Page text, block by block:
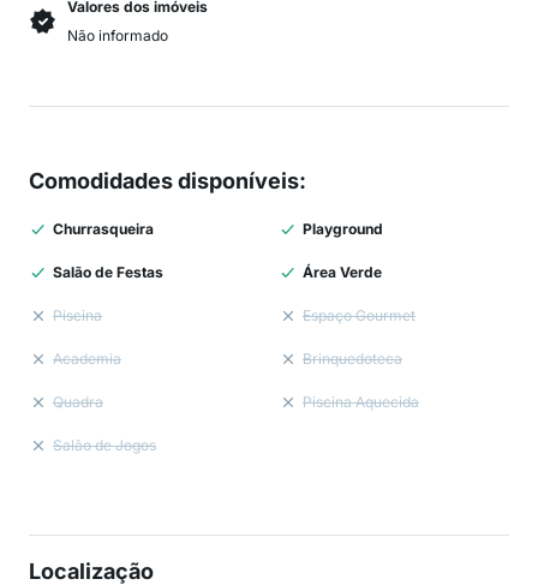
Valores dos imóveis
Não informado
Comodidades disponíveis:
Churrasqueira Playground
Salão de Festas Área Verde
Piscina Espaço Gourmet
Academia Brinquedoteca
Quadra Piscina Aquecida
Salão de Jogos
Localização